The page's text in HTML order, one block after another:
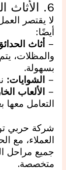
6. الأثاث الخارجي
لا يقتصر
أيضًا:
– أثاث
والمظلات،
بسهولة.
– الشوايات:
–
الألعاب
التعامل معها
شركة حربي
العملاء، مع
جميع مراحل
متخصصة.